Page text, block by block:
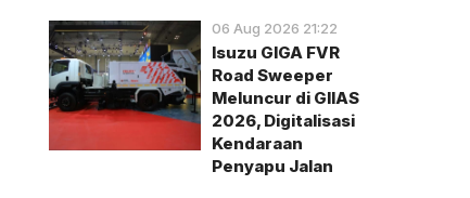
06 Aug 2026 21:22
Isuzu GIGA FVR
Road Sweeper
Meluncur di GIIAS
2026, Digitalisasi
Kendaraan
Penyapu Jalan